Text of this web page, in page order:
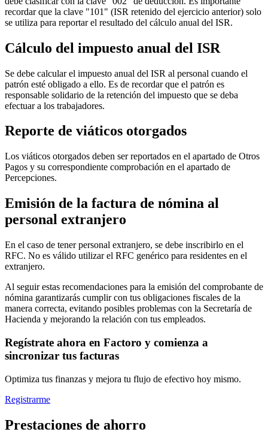
recordar que la clave "101" (ISR retenido del ejercicio anterior) solo
se utiliza para reportar el resultado del cálculo anual del ISR.
Cálculo del impuesto anual del ISR
Se debe calcular el impuesto anual del ISR al personal cuando el
patrón esté obligado a ello. Es de recordar que el patrón es
responsable solidario de la retención del impuesto que se deba
efectuar a los trabajadores.
Reporte de viáticos otorgados
Los viáticos otorgados deben ser reportados en el apartado de Otros
Pagos y su correspondiente comprobación en el apartado de
Percepciones.
Emisión de la factura de nómina al
personal extranjero
En el caso de tener personal extranjero, se debe inscribirlo en el
RFC. No es válido utilizar el RFC genérico para residentes en el
extranjero.
Al seguir estas recomendaciones para la emisión del comprobante de
nómina garantizarás cumplir con tus obligaciones fiscales de la
manera correcta, evitando posibles problemas con la Secretaría de
Hacienda y mejorando la relación con tus empleados.
Regístrate ahora en Factoro y comienza a
sincronizar tus facturas
Optimiza tus finanzas y mejora tu flujo de efectivo hoy mismo.
Registrarme
Prestaciones de ahorro